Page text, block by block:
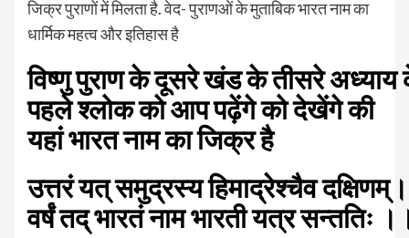
जिक्र पुराणों में मिलता है. वेद- पुराणओं के मुताबिक भारत नाम का
धार्मिक महत्व और इतिहास है
विष्णुपुराणकेदूसरेखंडकेतीसरेअध्याय
पहले श्लोक को आप पढ़ेंगे को देखेंगे की
यहां भारत नाम का जिक्र है
उत्तरं यत् समुद्रस्य हिमाद्रेश्चैव दक्षिणम्।
वर्षं तद् भारतं नाम भारती यत्र सन्ततिः